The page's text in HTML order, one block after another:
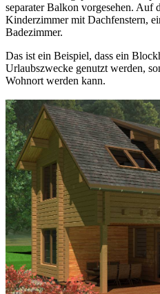
separater Balkon vorgesehen. Auf
Kinderzimmer mit Dachfenstern,
Badezimmer.
Das ist ein Beispiel, dass ein
Urlaubszwecke genutzt werden,
Wohnort werden kann.